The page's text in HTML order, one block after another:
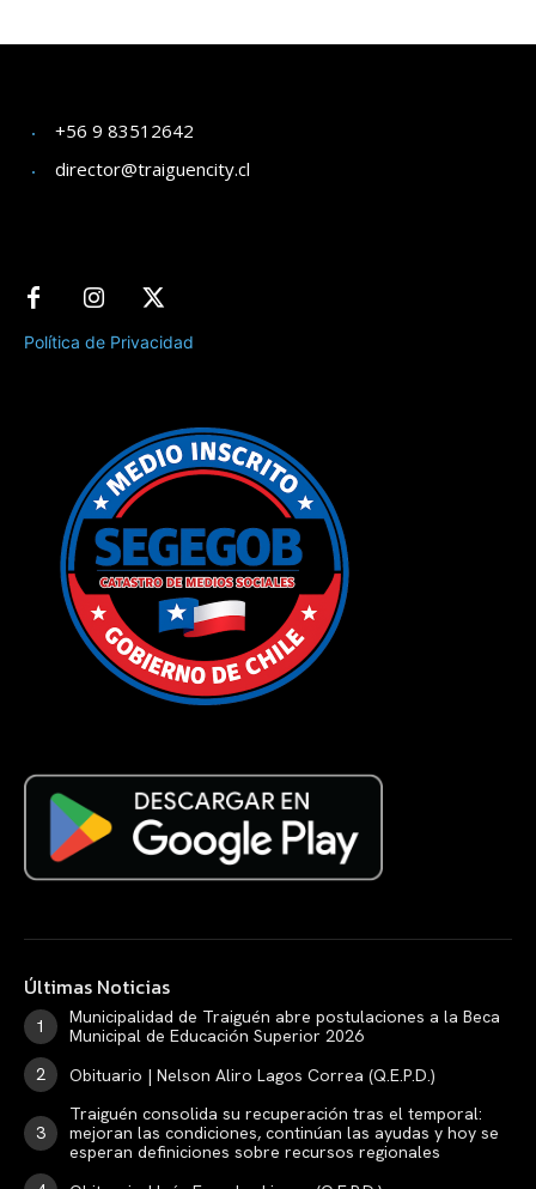
+56 9 83512642
director@traiguencity.cl
Política de Privacidad
Últimas Noticias
Municipalidad de Traiguén abre postulaciones a la Beca
Municipal de Educación Superior 2026
Obituario | Nelson Aliro Lagos Correa (Q.E.P.D.)
Traiguén consolida su recuperación tras el temporal:
mejoran las condiciones, continúan las ayudas y hoy se
esperan definiciones sobre recursos regionales